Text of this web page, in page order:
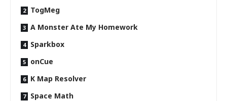
TogMeg
A Monster Ate My Homework
Sparkbox
onCue
K Map Resolver
Space Math